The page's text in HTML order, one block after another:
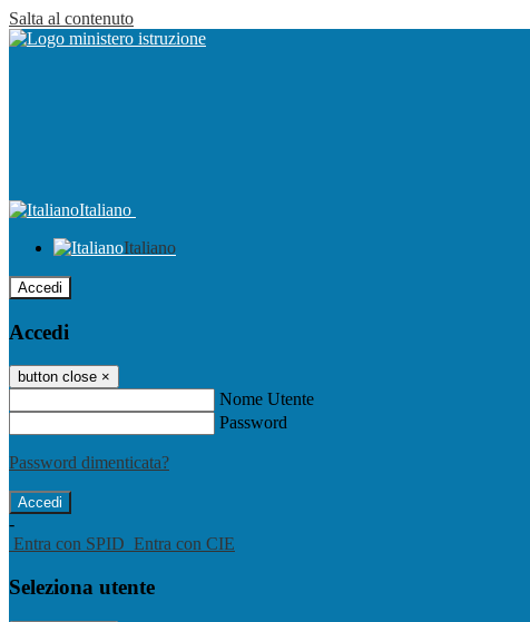
Salta al contenuto
Italiano
Italiano
Accedi
Accedi
button close ×
Nome Utente
Password
Password dimenticata?
-
Entra con SPID Entra con CIE
Seleziona utente